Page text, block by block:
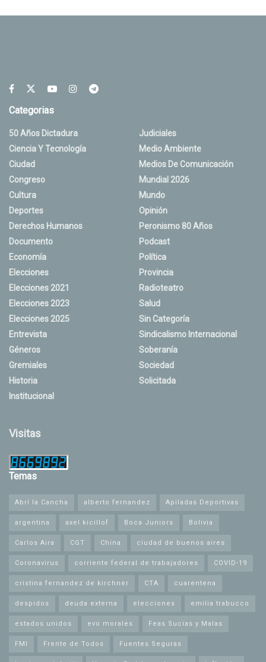
Categorias
50 Años Dictadura
Ciencia Y Tecnología
Ciudad
Congreso
Cultura
Deportes
Derechos Humanos
Documento
Economía
Elecciones
Elecciones 2021
Elecciones 2023
Elecciones 2025
Entrevista
Géneros
Gremiales
Historia
Institucional
Judiciales
Medio Ambiente
Medios De Comunicación
Mundial 2026
Mundo
Opinión
Peronismo 80 Años
Podcast
Política
Provincia
Radioteatro
Salud
Sin Categoría
Sindicalismo Internacional
Soberanía
Sociedad
Solicitada
Visitas
Temas
Abrí la Cancha alberto fernandez Apiladas Deportivas
argentina axel kicillof Boca Juniors Bolivia
Carlos Aira CGT China ciudad de buenos aires
Coronavirus corriente federal de trabajadores COVID-19
cristina fernandez de kirchner CTA cuarentena
despidos deuda externa elecciones emilia trabucco
estados unidos evo morales Feas Sucias y Malas
FMI Frente de Todos Fuentes Seguras